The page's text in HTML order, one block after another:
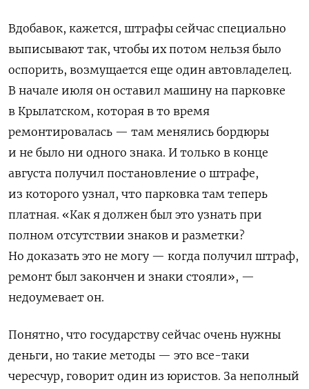
Вдобавок, кажется, штрафы сейчас специально
выписывают так, чтобы их потом нельзя было
оспорить, возмущается еще один автовладелец.
В начале июля он оставил машину на парковке
в Крылатском, которая в то время
ремонтировалась — там менялись бордюры
и не было ни одного знака. И только в конце
августа получил постановление о штрафе,
из которого узнал, что парковка там теперь
платная. «Как я должен был это узнать при
полном отсутствии знаков и разметки?
Но доказать это не могу — когда получил штраф,
ремонт был закончен и знаки стояли», —
недоумевает он.
Понятно, что государству сейчас очень нужны
деньги, но такие методы — это все-таки
чересчур, говорит один из юристов. За неполный